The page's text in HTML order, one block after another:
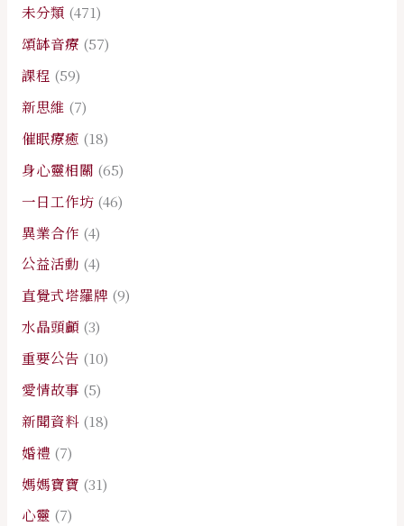
未分類 (471)
頌缽音療 (57)
課程 (59)
新思維 (7)
催眠療癒 (18)
身心靈相關 (65)
一日工作坊(46)
異業合作 (4)
公益活動 (4)
直覺式塔羅牌 (9)
水晶頭顱(3)
重要公告 (10)
愛情故事 (5)
新聞資料 (18)
婚禮 (7)
媽媽寶寶 (31)
心靈 (7)